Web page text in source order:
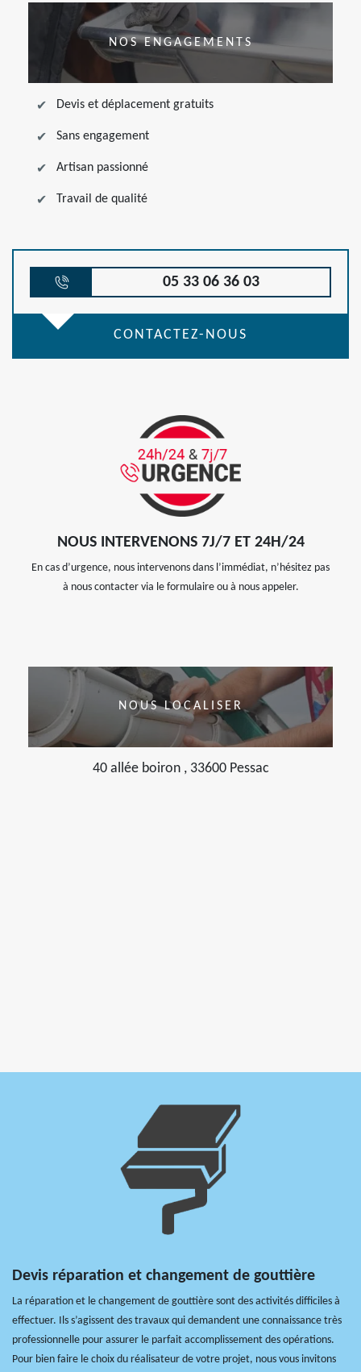
NOS ENGAGEMENTS
Devis et déplacement gratuits
Sans engagement
Artisan passionné
Travail de qualité
05 33 06 36 03
CONTACTEZ-NOUS
NOUS INTERVENONS 7J/7 ET 24H/24
En cas d’urgence, nous intervenons dans l’immédiat, n’hésitez pas
à nous contacter via le formulaire ou à nous appeler.
NOUS LOCALISER
40 allée boiron , 33600 Pessac
Devis réparation et changement de gouttière
La réparation et le changement de gouttière sont des activités difficiles à
effectuer. Ils s’agissent des travaux qui demandent une connaissance très
professionnelle pour assurer le parfait accomplissement des opérations.
Pour bien faire le choix du réalisateur de votre projet, nous vous invitons